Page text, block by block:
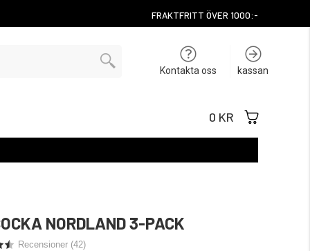
FRAKTFRITT ÖVER 1000:-
Kontakta oss kassan
0 KR
NORDLAND 3-PACK
Recensioner (42)